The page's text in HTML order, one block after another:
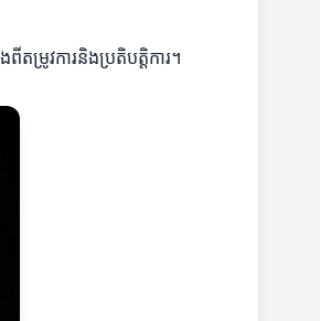
តម្រូវការនិងប្រតិបត្តិការ។